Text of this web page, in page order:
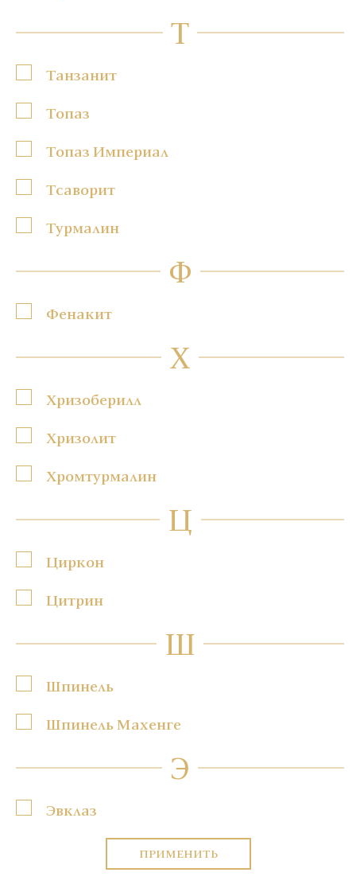
Т
Танзанит
Топаз
Топаз Империал
Тсаворит
Турмалин
Ф
Фенакит
Х
Хризоберилл
Хризолит
Хромтурмалин
Ц
Циркон
Цитрин
Ш
Шпинель
Шпинель Махенге
Э
Эвклаз
ПРИМЕНИТЬ